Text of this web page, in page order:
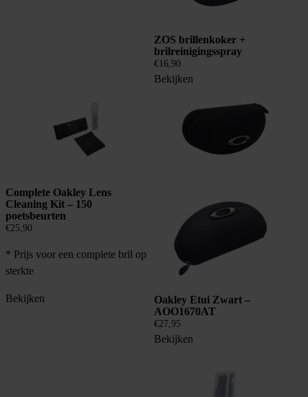
ZOS brillenkoker +
brilreinigingsspray
€16,90
Bekijken
Complete Oakley Lens
Cleaning Kit – 150
poetsbeurten
€25,90
* Prijs voor een complete bril op
sterkte
Bekijken
Oakley Etui Zwart –
AOO1670AT
€27,95
Bekijken